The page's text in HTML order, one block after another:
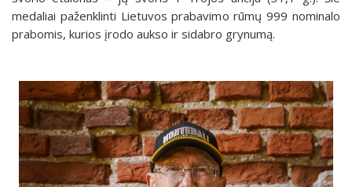
medaliai paženklinti Lietuvos prabavimo rūmų 999 nominalo
prabomis, kurios įrodo aukso ir sidabro grynumą.